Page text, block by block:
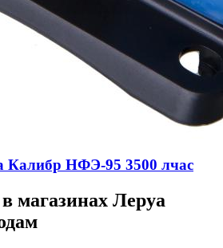
Калибр НФЭ-95 3500 лчас
магазинах Леруа